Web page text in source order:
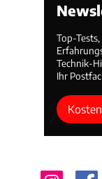
Top-
Technik-
Ihr